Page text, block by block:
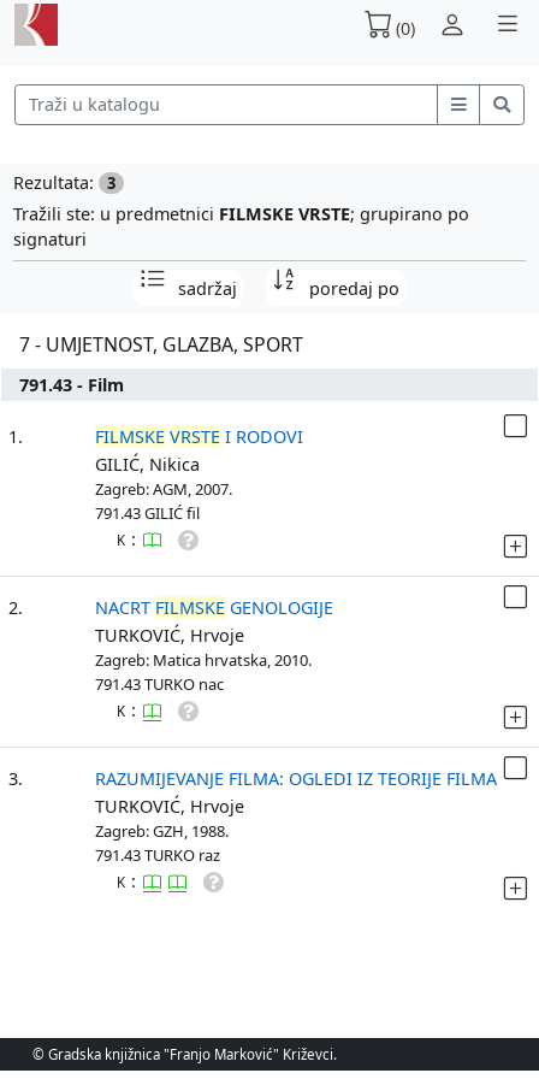
(0)
Rezultata: 3
Tražili ste: u predmetnici FILMSKE VRSTE; grupirano po
signaturi
sadržaj poredaj po
7 - UMJETNOST, GLAZBA, SPORT
791.43 - Film
1. FILMSKE VRSTE I RODOVI
GILIĆ, Nikica
Zagreb: AGM, 2007.
791.43 GILIĆ fil
K :
2. NACRT FILMSKE GENOLOGIJE
TURKOVIĆ, Hrvoje
Zagreb: Matica hrvatska, 2010.
791.43 TURKO nac
K :
3.
RAZUMIJEVANJE FILMA: OGLEDI IZ TEORIJE FILMA
TURKOVIĆ, Hrvoje
Zagreb: GZH, 1988.
791.43 TURKO raz
K :
© Gradska knjižnica "Franjo Marković" Križevci.